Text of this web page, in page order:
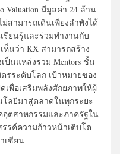
Valuation มีมูลค่า 24 ล้าน
สามารถเดินเพียงลำพังได้
รียนรู้และร่วมทำงานกับ
ห็นว่า KX สามารถสร้าง
ป็นแหล่งรวม Mentors ชั้น
ระดับโลก เป้าหมายของ
พื่อเสริมพลังศักยภาพให้ผู้
ลยีมาสู่ตลาดในทุกระยะ
ตสาหกรรมและภาครัฐใน
รค์ความก้าวหน้าเติบโต
เซียน